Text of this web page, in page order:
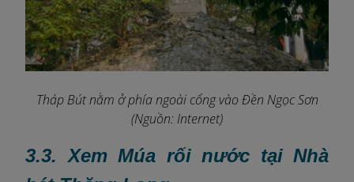
Tháp Bút nằm ở phía ngoài cổng vào Đền Ngọc Sơn
(Nguồn: Internet)
3.3. Xem Múa rối nước tại Nhà